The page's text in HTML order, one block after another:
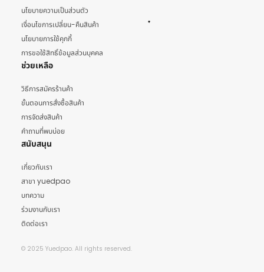
นโยบายความเป็นส่วนตัว
เงื่อนไขการเปลี่ยน-คืนสินค้า
นโยบายการใช้คุกกี้
การขอใช้สิทธิ์ข้อมูลส่วนบุคคล
ช่วยเหลือ
วิธีการสมัครร้านค้า
ขั้นตอนการสั่งซื้อสินค้า
การจัดส่งสินค้า
คำถามที่พบบ่อย
สนับสนุน
เกี่ยวกับเรา
สาขา yuedpao
บทความ
ร่วมงานกับเรา
ติดต่อเรา
© 2025 Yuedpao. All rights reserved.